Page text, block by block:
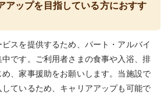
アップを目指している方におすす
スを提供するため、パート・アルバイ
中です。ご利用者さまの食事や入浴、排
、家事援助をお願いします。当施設で
ているため、キャリアアップも可能で